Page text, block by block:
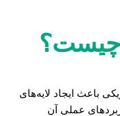
چیست؟
باعث ایجاد لایه‌های
عملی آن